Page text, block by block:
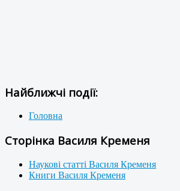
Найближчі події:
Головна
Сторінка Василя Кременя
Наукові статті Василя Кременя
Книги Василя Кременя